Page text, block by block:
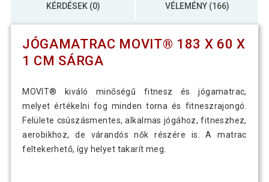
KÉRDÉSEK (0) VÉLEMÉNY (166)
JÓGAMATRAC MOVIT® 183 X 60 X
1 CM SÁRGA
MOVIT® kiváló minőségű fitnesz és jógamatrac,
melyet értékelni fog minden torna és fitneszrajongó.
Felülete csúszásmentes, alkalmas jógához, fitneszhez,
aerobikhoz, de várandós nők részére is. A matrac
feltekerhető, így helyet takarít meg.